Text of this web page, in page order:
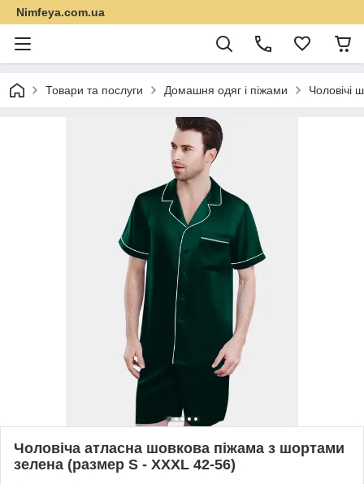
Nimfeya.com.ua
Товари та послуги Домашня одяг і піжами Чоловічі
Чоловіча атласна шовкова піжама з шортами
зелена (размер S - XXXL 42-56)